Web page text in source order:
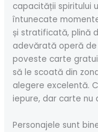
capacității spiritului
întunecate
și stratificată, plină
adevărată operă
poveste carte
să le scoată din
alegere excelentă.
iepure, dar carte nu
Personajele sunt